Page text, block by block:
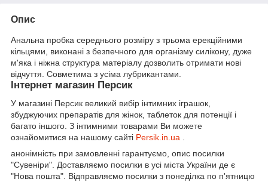
Опис
Анальна пробка середнього розміру з трьома ерекційними
кільцями, виконані з безпечного для організму силікону, дуже
м'яка і ніжна структура матеріалу дозволить отримати нові
відчуття. Совметима з усіма лубрикантами.
Інтернет магазин Персик
У магазині Персик великий вибір інтимних іграшок,
збуджуючих препаратів для жінок, таблеток для потенції і
багато іншого. З інтимними товарами Ви можете
ознайомитися на нашому сайті Persik.in.ua
анонімність при замовленні гарантуємо, опис посилки
"Сувеніри". Доставляємо посилки в усі міста України де є
"Нова пошта". Відправляємо посилки з понеділка по п'ятницю